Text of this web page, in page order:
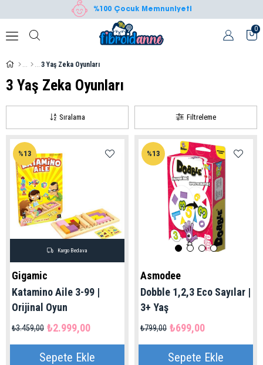
%100 Çocuk Memnuniyeti
0
3 Yaş Zeka Oyunları
3 Yaş Zeka Oyunları
Filtreleme
Sıralama
Gigamic
Katamino Aile 3-99 |
Orijinal Oyun
₺2.999,00
₺3.459,00
Sepete Ekle
%13
Kargo Bedava
Asmodee
Dobble 1,2,3 Eco Sayılar |
3+ Yaş
₺699,00
₺799,00
Sepete Ekle
%13